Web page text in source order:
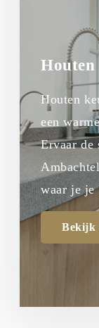
Houten
Houten
een
Ervaar de
waar je je
Bekijk